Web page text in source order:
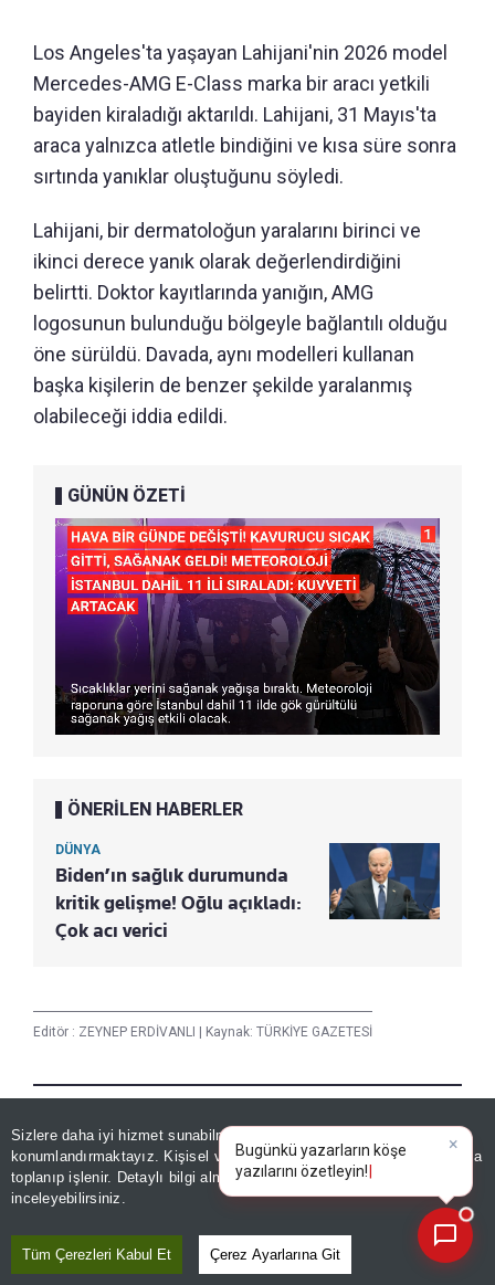
Sizlere daha iyi hizmet sunabilmek adına sitemizde
konumlandırmaktayız. Kişisel verileriniz, KVKK ve GDPR kapsamında
toplanıp işlenir. Detaylı bilgi almak içinAydınlatma Metnimizi
inceleyebilirsiniz.
Tüm Çerezleri Kabul Et Çerez Ayarlarına Git
Los Angeles'ta yaşayan Lahijani'nin 2026 model
Mercedes-AMG E-Class marka bir aracı yetkili
bayiden kiraladığı aktarıldı. Lahijani, 31 Mayıs'ta
araca yalnızca atletle bindiğini ve kısa süre sonra
sırtında yanıklar oluştuğunu söyledi.
Lahijani, bir dermatoloğun yaralarını birinci ve
ikinci derece yanık olarak değerlendirdiğini
belirtti. Doktor kayıtlarında yanığın, AMG
logosunun bulunduğu bölgeyle bağlantılı olduğu
öne sürüldü. Davada, aynı modelleri kullanan
başka kişilerin de benzer şekilde yaralanmış
olabileceği iddia edildi.
GÜNÜN ÖZETİ
ÖNERİLEN HABERLER
DÜNYA
Biden’ın sağlık durumunda
kritik gelişme! Oğlu açıkladı:
Çok acı verici
Editör : ZEYNEP ERDİVANLI | Kaynak: TÜRKİYE GAZETESİ
Yayın Tarihi | 09 Ağustos, 2026 - 11:04
Haberle İlgili Daha Fazlası
×
Bugünkü yazarların köşe
yazılarını özetleyin!